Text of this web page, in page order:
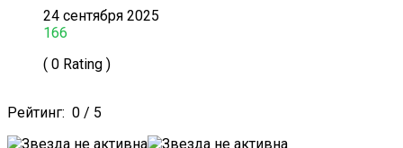
24 сентября 2025
166
( 0 Rating )
Рейтинг: 0 / 5